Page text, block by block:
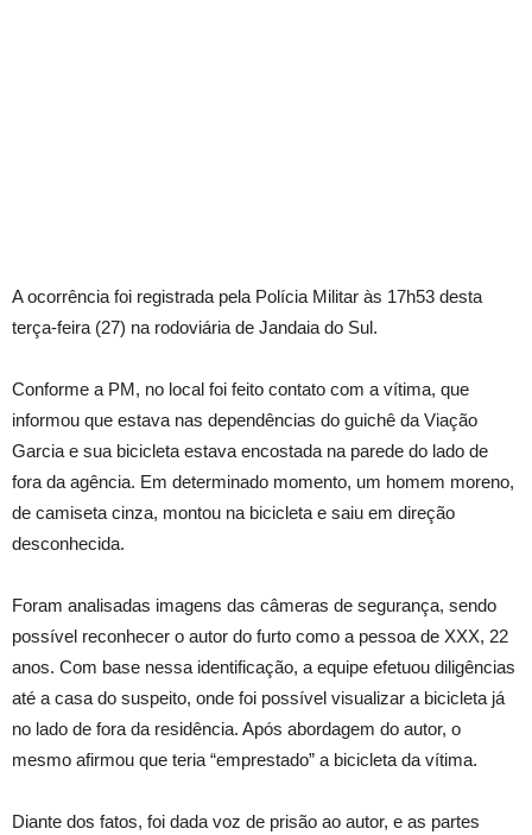
A ocorrência foi registrada pela Polícia Militar às 17h53 desta
terça-feira (27) na rodoviária de Jandaia do Sul.
Conforme a PM, no local foi feito contato com a vítima, que
informou que estava nas dependências do guichê da Viação
Garcia e sua bicicleta estava encostada na parede do lado de
fora da agência. Em determinado momento, um homem moreno,
de camiseta cinza, montou na bicicleta e saiu em direção
desconhecida.
Foram analisadas imagens das câmeras de segurança, sendo
possível reconhecer o autor do furto como a pessoa de XXX, 22
anos. Com base nessa identificação, a equipe efetuou diligências
até a casa do suspeito, onde foi possível visualizar a bicicleta já
no lado de fora da residência. Após abordagem do autor, o
mesmo afirmou que teria “emprestado” a bicicleta da vítima.
Diante dos fatos, foi dada voz de prisão ao autor, e as partes